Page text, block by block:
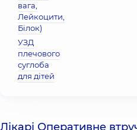
вага,
Лейкоцити,
Бiлок)
УЗД
плечового
суглоба
для дітей
Лікарі Оперативне